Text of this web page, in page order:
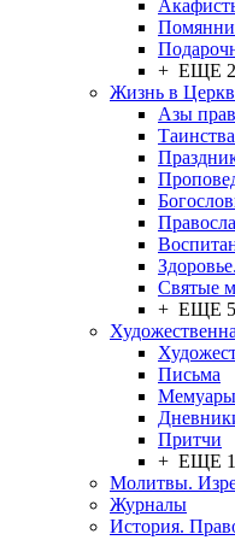
+ ЕЩЕ 2
Жизнь в
Азы
Святые
+ ЕЩЕ 5
Письма
Мемуары
Притчи
+ ЕЩЕ 1
Молитвы.
Журналы
История.